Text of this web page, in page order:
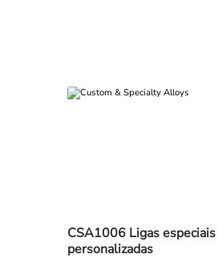
CSA1006 Ligas
personalizadas